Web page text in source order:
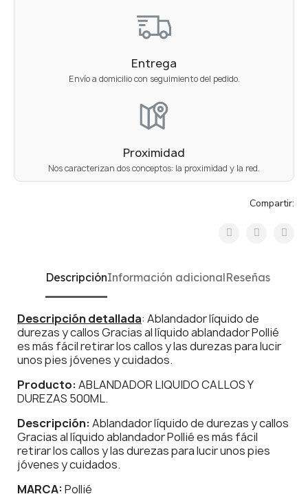
Entrega
Envío a domicilio con seguimiento del pedido.
Proximidad
Nos caracterizan dos conceptos: la proximidad y la red.
Compartir:
DescripciónInformación adicionalReseñas
Descripción detallada: Ablandador líquido de
durezas y callos Gracias al líquido ablandador Pollié
es más fácil retirar los callos y las durezas para lucir
unos pies jóvenes y cuidados.
Producto:ABLANDADOR LIQUIDO CALLOS Y
DUREZAS 500ML.
Descripción:Ablandador líquido de durezas y callos
Gracias al líquido ablandador Pollié es más fácil
retirar los callos y las durezas para lucir unos pies
jóvenes y cuidados.
MARCA:Pollié